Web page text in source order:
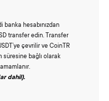
banka hesabınızdan
transfer edin. Transfer
çevrilir ve CoinTR
süresine bağlı olarak
dahil).